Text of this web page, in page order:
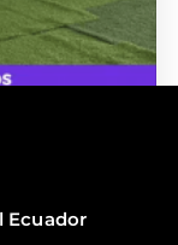
Ecuador